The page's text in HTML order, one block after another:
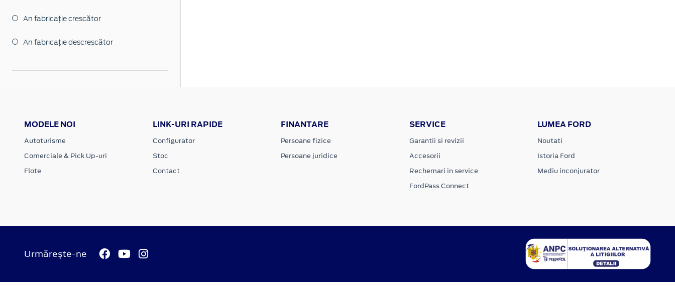
An fabricație crescător
An fabricație descrescător
MODELE NOI
Autoturisme
Comerciale & Pick Up-uri
Flote
LINK-URI RAPIDE
Configurator
Stoc
Contact
FINANTARE
Persoane fizice
Persoane juridice
SERVICE
Garantii si revizii
Accesorii
Rechemari in service
FordPass Connect
LUMEA FORD
Noutati
Istoria Ford
Mediu inconjurator
Urmărește-ne